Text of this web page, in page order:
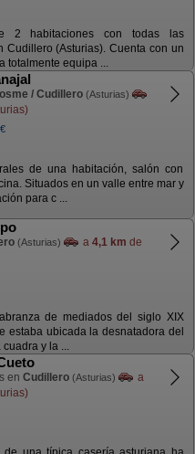
2 habitaciones con todas las
Cudillero (Asturias). Cuenta con un
totalmente equipa ...
/ Cudillero (Asturias)
de una habitación, salón con
Situados en un valle entre mar y
para c ...
(Asturias) a 4,1 km de
de mediados del siglo XIX
estaba ubicada la desnatadora del
y la ...
en Cudillero (Asturias)
a